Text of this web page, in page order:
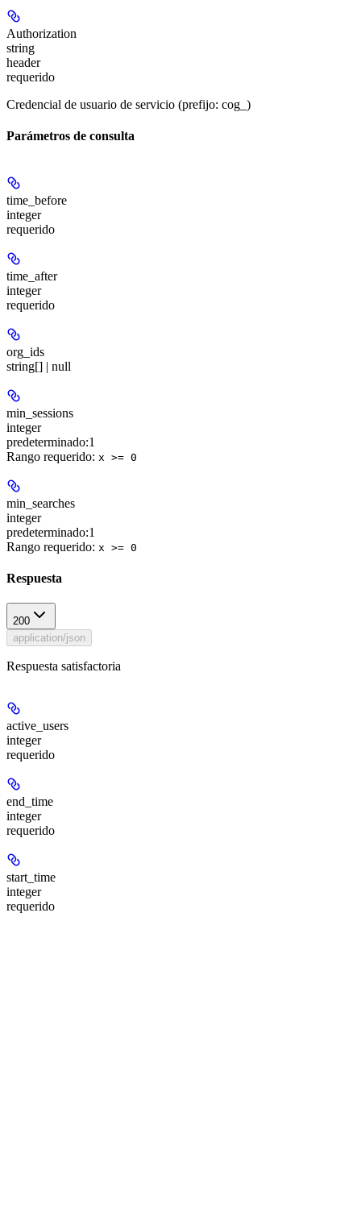
Authorization
string
header
requerido
Credencial de usuario de servicio (prefijo: cog_)
Parámetros de consulta
time_before
integer
requerido
time_after
integer
requerido
org_ids
string[] | null
min_sessions
integer
predeterminado:1
Rango requerido: x >= 0
min_searches
integer
predeterminado:1
Rango requerido: x >= 0
Respuesta
200
application/json
Respuesta satisfactoria
active_users
integer
requerido
end_time
integer
requerido
start_time
integer
requerido